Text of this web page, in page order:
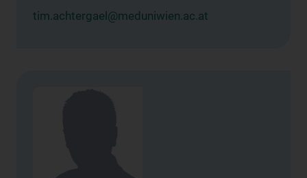
tim.achtergael@meduniwien.ac.at